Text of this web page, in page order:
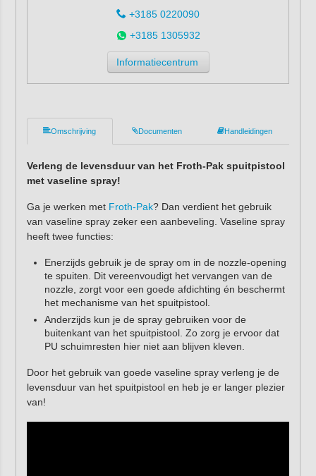
+3185 0220090
+3185 1305932
Informatiecentrum
Omschrijving Documenten Handleidingen
Verleng de levensduur van het Froth-Pak spuitpistool
met vaseline spray!
Ga je werken met Froth-Pak? Dan verdient het gebruik
van vaseline spray zeker een aanbeveling. Vaseline spray
heeft twee functies:
Enerzijds gebruik je de spray om in de nozzle-opening
te spuiten. Dit vereenvoudigt het vervangen van de
nozzle, zorgt voor een goede afdichting én beschermt
het mechanisme van het spuitpistool.
Anderzijds kun je de spray gebruiken voor de
buitenkant van het spuitpistool. Zo zorg je ervoor dat
PU schuimresten hier niet aan blijven kleven.
Door het gebruik van goede vaseline spray verleng je de
levensduur van het spuitpistool en heb je er langer plezier
van!